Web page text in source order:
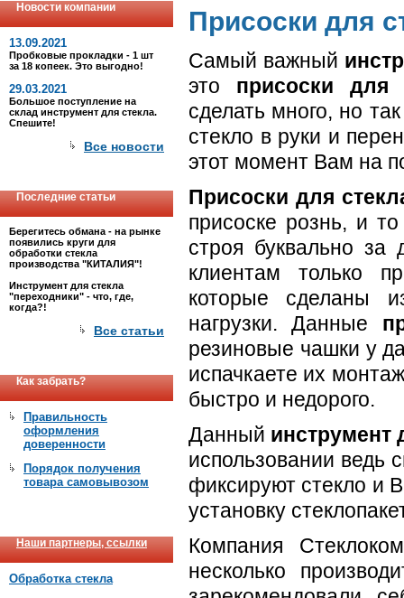
Новости компании
13.09.2021
Пробковые прокладки - 1 шт
за 18 копеек. Это выгодно!
29.03.2021
Большое поступление на
склад инструмент для стекла.
Спешите!
Все новости
Последние статьи
Берегитесь обмана - на рынке
появились круги для
обработки стекла
производства "КИТАЛИЯ"!
Инструмент для стекла
"переходники" - что, где,
когда?!
Все статьи
Как забрать?
Правильность
оформления
доверенности
Порядок получения
товара самовывозом
Наши партнеры, ссылки
Обработка стекла
Присоски для
Самый важный
это присоски для
сделать много, но
стекло в руки и
этот момент Вам на
Присоски для
присоске рознь, и
строя буквально
клиентам только
которые сделаны
нагрузки. Данные
резиновые чашки у
испачкаете их
быстро и недорого.
Данный инструмент
использовании ведь
фиксируют стекло и
установку
Компания
несколько